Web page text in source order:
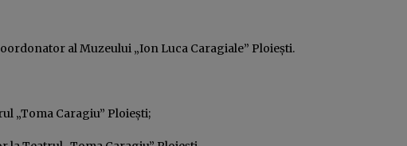
al Muzeului „Ion Luca Caragiale” Ploieşti.
„Toma Caragiu” Ploieşti;